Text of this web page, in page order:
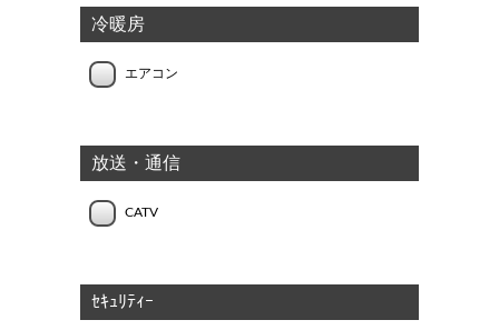
冷暖房
エアコン
放送・通信
CATV
ｾｷｭﾘﾃｨｰ